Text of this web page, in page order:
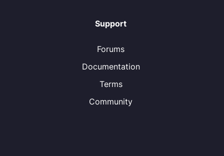
Support
Forums
Documentation
Terms
Community